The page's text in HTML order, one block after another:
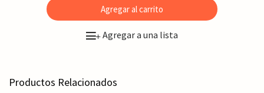
Agregar al carrito
+Agregar a una lista
Productos Relacionados